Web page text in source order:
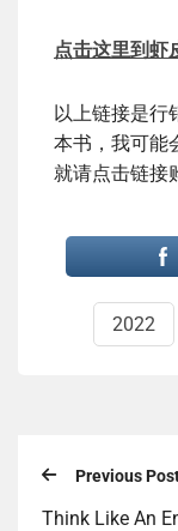
点击这里到虾
以上链接是行
本书，我可能
就请点击链接
2022
Previous
Think Like An